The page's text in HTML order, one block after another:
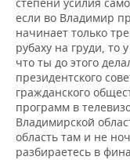
если во Владимир
начинает только
рубаху на груди, то
что ты до этого
президентского
гражданского
программ в
Владимирской
область там и не
разбираетесь в